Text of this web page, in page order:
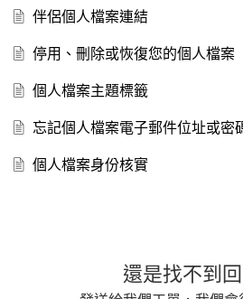
伴侶個人檔案連結
停用、刪除或恢復您的個人檔案
個人檔案主題標籤
忘記個人檔案電子郵件位址或密
個人檔案身份核實
還是找不到